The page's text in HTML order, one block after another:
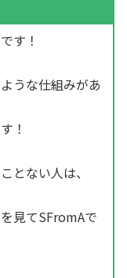
す！
うな仕組みがあ
！
とない人は、
見てSFromAで